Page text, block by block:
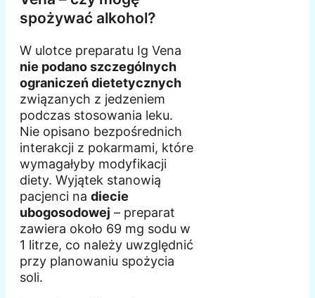
spożywać alkohol?
W ulotce preparatu Ig Vena
nie podano szczególnych
ograniczeń dietetycznych
związanych z jedzeniem
podczas stosowania leku.
Nie opisano bezpośrednich
interakcji z pokarmami, które
wymagałyby modyfikacji
diety. Wyjątek stanowią
pacjenci na diecie
ubogosodowej – preparat
zawiera około 69 mg sodu w
1 litrze, co należy uwzględnić
przy planowaniu spożycia
soli.